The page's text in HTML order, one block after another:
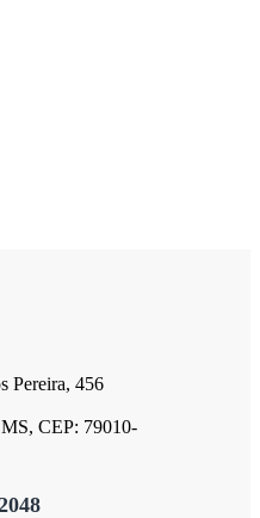
Pereira, 456
CEP: 79010-